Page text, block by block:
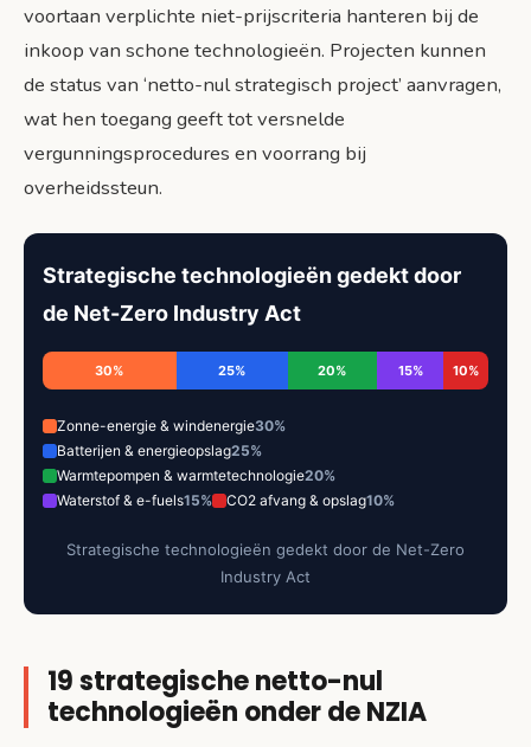
voortaan verplichte niet-prijscriteria hanteren bij de
inkoop van schone technologieën. Projecten kunnen
de status van ‘netto-nul strategisch project’ aanvragen,
wat hen toegang geeft tot versnelde
vergunningsprocedures en voorrang bij
overheidssteun.
Strategische technologieën gedekt door
de Net-Zero Industry Act
30% 25% 20% 15% 10%
Zonne-energie & windenergie30%
Batterijen & energieopslag25%
Warmtepompen & warmtetechnologie20%
Waterstof & e-fuels15% CO2 afvang & opslag10%
Strategische technologieën gedekt door de Net-Zero
Industry Act
19 strategische netto-nul
technologieën onder de NZIA